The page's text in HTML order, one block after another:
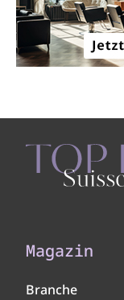
Magazin
Branche